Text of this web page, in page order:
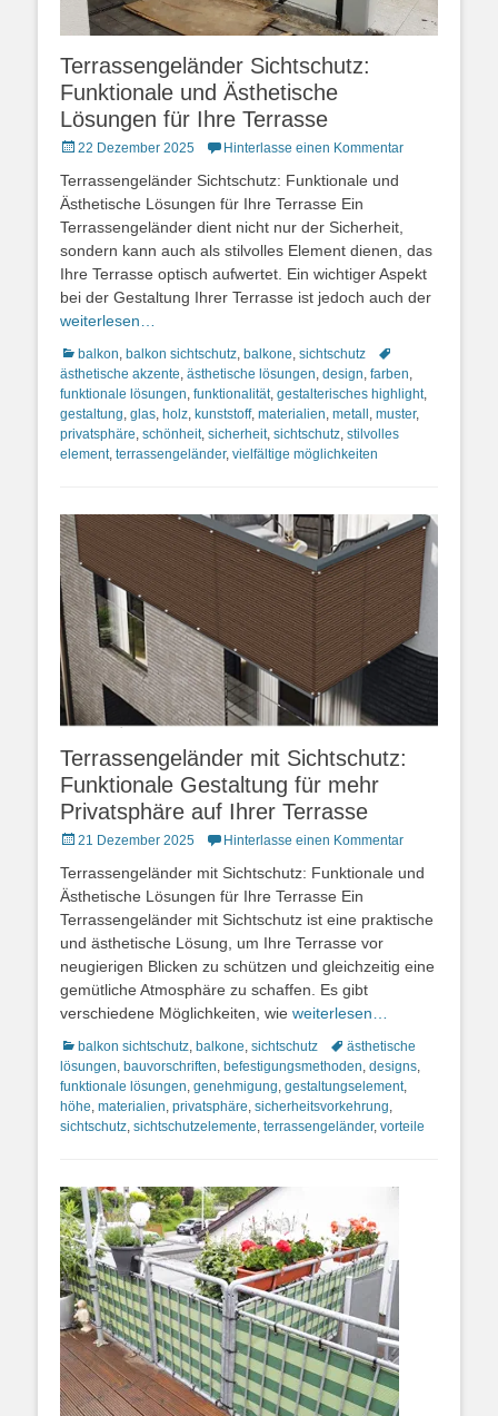
Terrassengeländer Sichtschutz:
Funktionale und Ästhetische
Lösungen für Ihre Terrasse
Posted
22 Dezember 2025 Hinterlasse einen Kommentar
Terrassengeländer Sichtschutz: Funktionale und
Ästhetische Lösungen für Ihre Terrasse Ein
Terrassengeländer dient nicht nur der Sicherheit,
sondern kann auch als stilvolles Element dienen, das
Ihre Terrasse optisch aufwertet. Ein wichtiger Aspekt
bei der Gestaltung Ihrer Terrasse ist jedoch auch der
weiterlesen…
Kategorien
balkon, balkon sichtschutz, balkone, sichtschutz
Schlagworte
ästhetische akzente, ästhetische lösungen, design, farben,
funktionale lösungen, funktionalität, gestalterisches highlight,
gestaltung, glas, holz, kunststoff, materialien, metall , muster,
privatsphäre, schönheit, sicherheit, sichtschutz, stilvolles
element, terrassengeländer, vielfältige möglichkeiten
Terrassengeländer mit Sichtschutz:
Funktionale Gestaltung für mehr
Privatsphäre auf Ihrer Terrasse
Posted
21 Dezember 2025 Hinterlasse einen Kommentar
Terrassengeländer mit Sichtschutz: Funktionale und
Ästhetische Lösungen für Ihre Terrasse Ein
Terrassengeländer mit Sichtschutz ist eine praktische
und ästhetische Lösung, um Ihre Terrasse vor
neugierigen Blicken zu schützen und gleichzeitig eine
gemütliche Atmosphäre zu schaffen. Es gibt
verschiedene Möglichkeiten, wie weiterlesen…
Kategorien
balkon sichtschutz balkone sichtschutz Schlagworte
ästhetische
lösungen bauvorschriften befestigungsmethoden designs
funktionale lösungen genehmigung gestaltungselement,
höhe materialien privatsphäre sicherheitsvorkehrung
sichtschutz sichtschutzelemente terrassengeländer, vorteile